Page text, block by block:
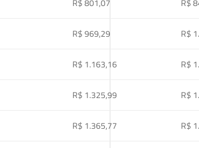
R$ 801,07
R$
R$ 969,29
R$
R$ 1.163,16
R$
R$ 1.325,99
R$
R$ 1.365,77
R$